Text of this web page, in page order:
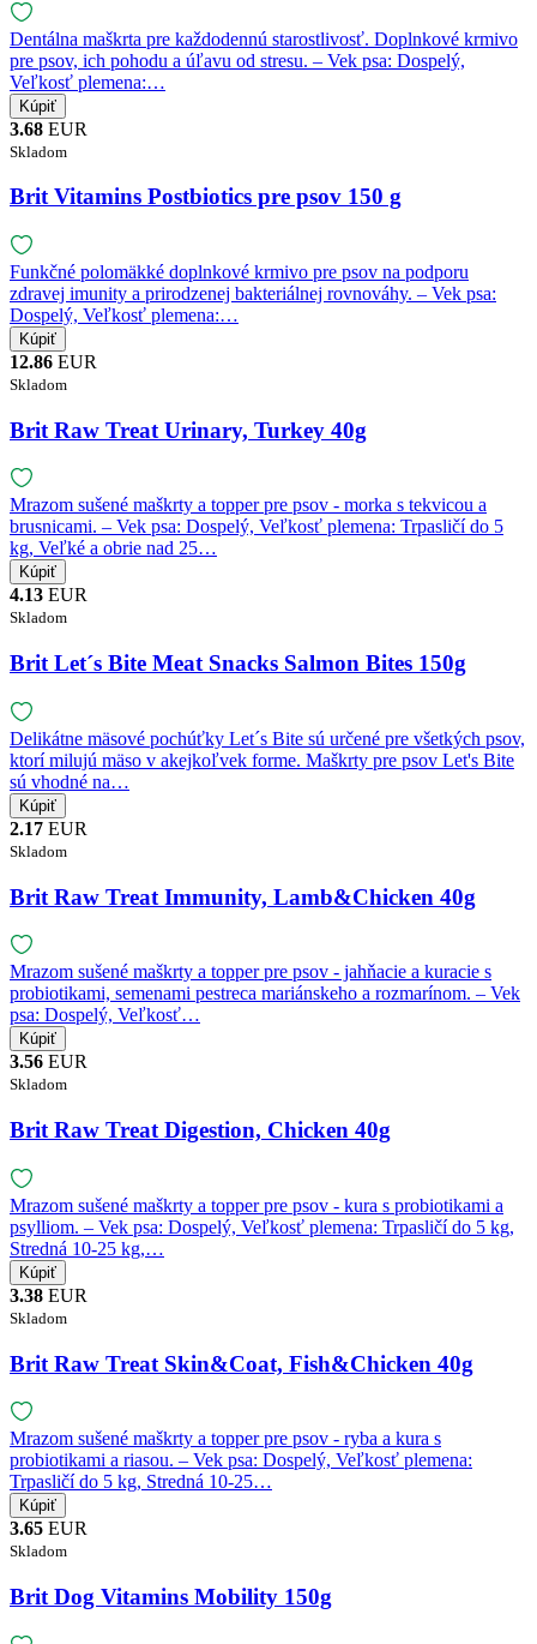
Dentálna maškrta pre každodennú starostlivosť. Doplnkové krmivo
pre psov, ich pohodu a úľavu od stresu. – Vek psa: Dospelý,
Veľkosť plemena:…
3.68 EUR
Skladom
Brit Vitamins Postbiotics pre psov 150 g
Funkčné polomäkké doplnkové krmivo pre psov na podporu
zdravej imunity a prirodzenej bakteriálnej rovnováhy. – Vek psa:
Dospelý, Veľkosť plemena:…
12.86 EUR
Skladom
Brit Raw Treat Urinary, Turkey 40g
Mrazom sušené maškrty a topper pre psov - morka s tekvicou a
brusnicami. – Vek psa: Dospelý, Veľkosť plemena: Trpasličí do 5
kg, Veľké a obrie nad 25…
4.13 EUR
Skladom
Brit Let´s Bite Meat Snacks Salmon Bites 150g
Delikátne mäsové pochúťky Let´s Bite sú určené pre všetkých psov,
ktorí milujú mäso v akejkoľvek forme. Maškrty pre psov Let's Bite
sú vhodné na…
2.17 EUR
Skladom
Brit Raw Treat Immunity, Lamb&Chicken 40g
Mrazom sušené maškrty a topper pre psov - jahňacie a kuracie s
probiotikami, semenami pestreca mariánskeho a rozmarínom. – Vek
psa: Dospelý, Veľkosť…
3.56 EUR
Skladom
Brit Raw Treat Digestion, Chicken 40g
Mrazom sušené maškrty a topper pre psov - kura s probiotikami a
psylliom. – Vek psa: Dospelý, Veľkosť plemena: Trpasličí do 5 kg,
Stredná 10-25 kg,…
3.38 EUR
Skladom
Brit Raw Treat Skin&Coat, Fish&Chicken 40g
Mrazom sušené maškrty a topper pre psov - ryba a kura s
probiotikami a riasou. – Vek psa: Dospelý, Veľkosť plemena:
Trpasličí do 5 kg, Stredná 10-25…
3.65 EUR
Skladom
Brit Dog Vitamins Mobility 150g